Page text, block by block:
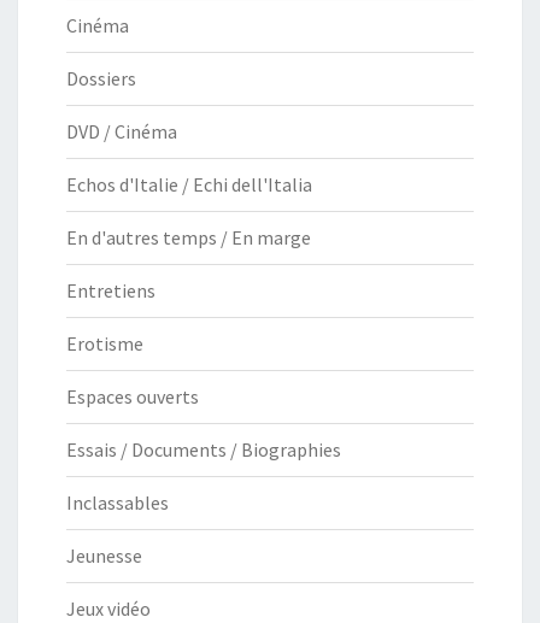
Cinéma
Dossiers
DVD / Cinéma
Echos d'Italie / Echi dell'Italia
En d'autres temps / En marge
Entretiens
Erotisme
Espaces ouverts
Essais / Documents / Biographies
Inclassables
Jeunesse
Jeux vidéo